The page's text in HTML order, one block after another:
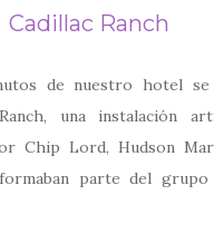
Cadillac Ranch
de nuestro hotel se
una instalación
Chip Lord, Hudson
parte del